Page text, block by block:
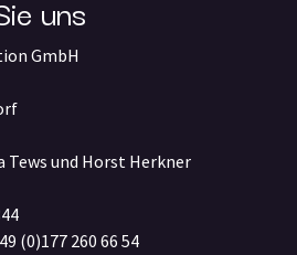
uns
GmbH
Tews und Horst Herkner
(0)177 260 66 54